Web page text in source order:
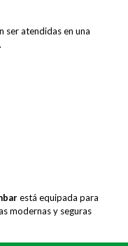
ser atendidas en una
.
está equipada para
modernas y seguras